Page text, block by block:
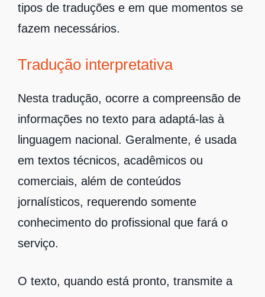
tipos de traduções e em que momentos se
fazem necessários.
Tradução interpretativa
Nesta tradução, ocorre a compreensão de
informações no texto para adaptá-las à
linguagem nacional. Geralmente, é usada
em textos técnicos, acadêmicos ou
comerciais, além de conteúdos
jornalísticos, requerendo somente
conhecimento do profissional que fará o
serviço.
O texto, quando está pronto, transmite a